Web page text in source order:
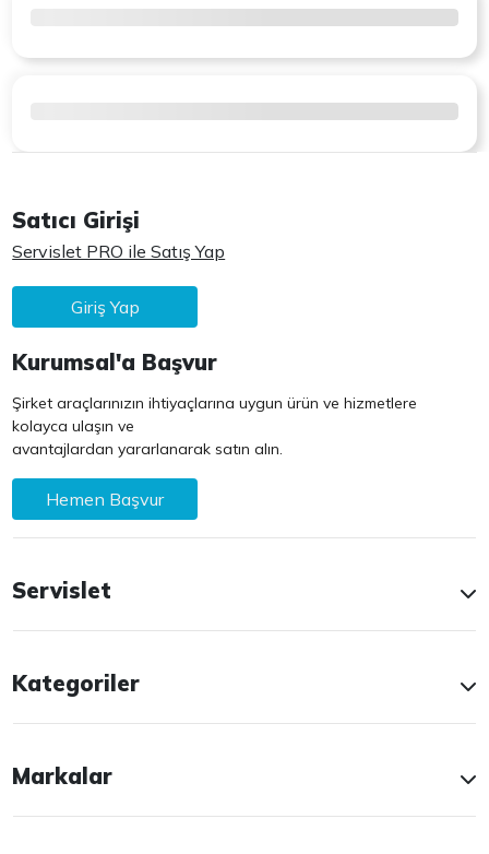
Satıcı Girişi
Servislet PRO ile Satış Yap
Giriş Yap
Kurumsal'a Başvur
Şirket araçlarınızın ihtiyaçlarına uygun ürün ve hizmetlere
kolayca ulaşın ve
avantajlardan yararlanarak satın alın.
Hemen Başvur
Servislet
Kategoriler
Markalar